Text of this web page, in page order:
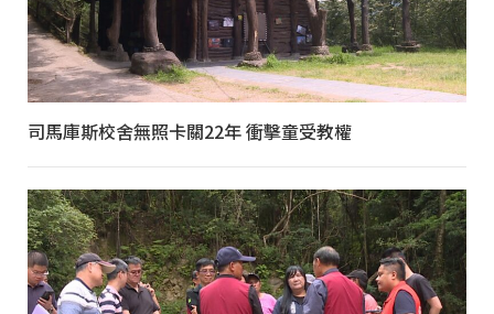
司馬庫斯校舍無照卡關22年 衝擊童受教權